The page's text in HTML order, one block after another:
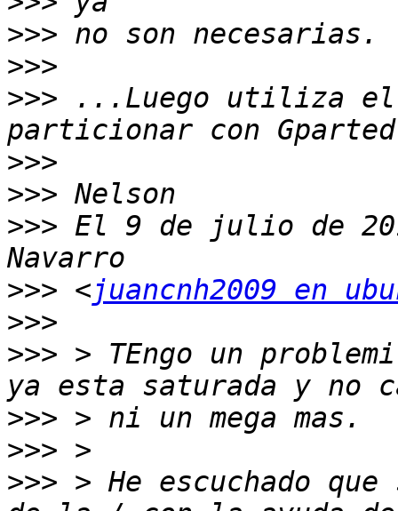
>>>
>>>
>>> ...Luego utiliza el
>>>
>>>
>>> El 9 de julio de
>>> <juancnh2009 en
>>>
>>> > TEngo un
>>>
>>>
>>> > He escuchado